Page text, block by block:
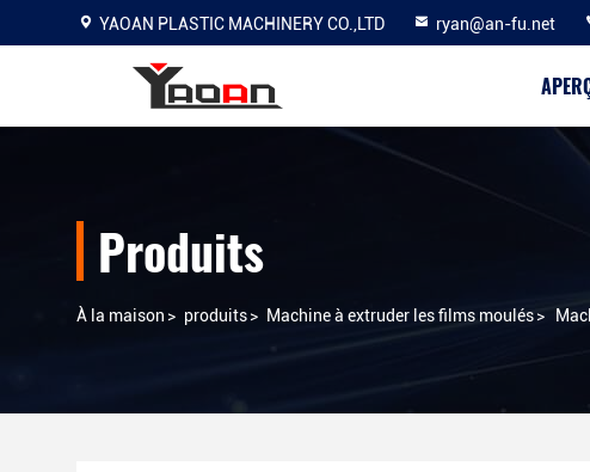
YAOAN PLASTIC MACHINERY CO.,LTD ryan@an-fu.net
Produits
À la maison > produits> Machine à extruder les films moulés>